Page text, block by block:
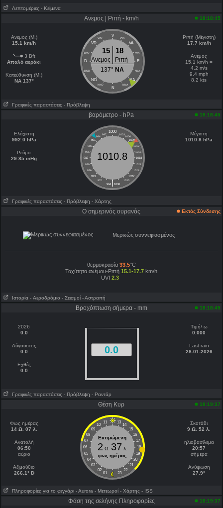
Λεπτομέριες - Κείμενα
Ανεμος | Ριπή - km/h 18:18:45
Ανεμος (Μ.)
15.1 km/h
3 Bft
Απαλό αεράκι
Κατεύθυνση (Μ.)
NA 137°
V
VVD VVA
VD VA
DVD AVA
D E
DND ANA
ND NA
NND NNA
N
15 18
Ανεμος
Ριπή
137° NA
Ριπή (Μέγιστη)
17.7 km/h
Ανεμος
15.1 km/h =
4.2 m/s
9.4 mph
8.2 kts
Γραφικές παραστάσεις - Πρόβλεψη
βαρόμετρο - hPa 18:18:45
Ελάχιστη
992.0 hPa
Ρεύμα
29.85 inHg
1000
997 1003
994
1006
991
1009
988
1012
985
1015
982
1018
979
1021
976
1024
973
1027
970
1030
|
964 1036
1010.8
Μέγιστη
1010.8 hPa
Γραφικές παραστάσεις - Πρόβλεψη - Χάρτης
Ο σημερινός ουρανός Εκτός Σύνδεσης
Μερικώς συννεφιασμένος
θερμοκρασία 33.5°C
Ταχύτητα ανέμου-Ριπή 15.1-17.7 km/h
UVI 2.3
Ιστορία - Aεροδρόμιο - Σεισμοί - Αστραπή
Βροχόπτωση σήμερα - mm 18:18:45
2026
0.0
Αύγουστος
0.0
Εχθές
0.0
0.0
Τιμή/ ω
0.000
Last rain
28-01-2026
Γραφικές παραστάσεις - Πρόβλεψη - Ραντάρ
Θέση Κυρ 18:19:37
Φως ημέρας
14 Ω. 07 λ.
Ανατολή
06:50
αύριο
Aζιμούθιο
266.1° D
11 13
10
14
09
15
08
16
07
17
06
18
05
19
04
20
03
21
02
22
01 23
Εκτιμώμενη
2 Ω. 37 λ.
φως ημέρας
Σκοτάδι
9 Ω. 52 λ.
ηλιοβασίλεμα
20:57
σήμερα
Ανύψωση
27.9°
Πληροφορίες για το φεγγάρι - Αυrora - Μετεωροί - Χάρτης - ISS
Φάση της σελήνης Πληροφορίες 18:19:37